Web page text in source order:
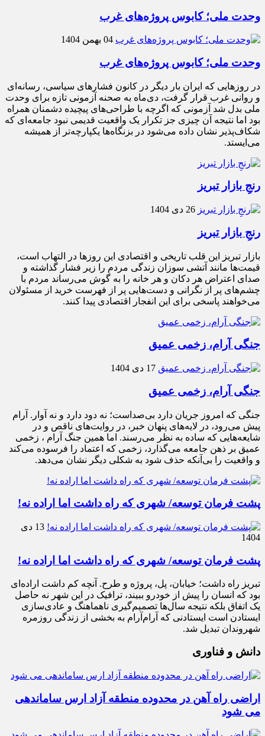
وحدت ملی؛ کابوس پروژه‌های غرب
04 بهمن 1404
وحدت ملی؛ کابوس پروژه‌های غرب
در روزهایی که ایران بار دیگر در کانون فشارهای سیاسی، رسانه‌ای
و روانی غرب قرار گرفت، دی‌ماه به صحنه آزمونی تازه برای وحدت
ملی بدل شد آزمونی که اگرچه با طراحی‌های پیچیده دشمنان همراه
بود اما نتیجه آن چیزی جز تکرار یک واقعیت قدیمی نبود جامعه‌ای که
شکاف‌پذیر نشان داده می‌شود در بزنگاه‌ها یکپارچه‌تر از همیشه
می‌ایستد.
رنجِ بازار تبریز
26 دی 1404
رنجِ بازار تبریز
بازار تبریز این قلب تاریخی و اقتصادی این روزها در التهاب است،
قیمت‌ها مانند آتشی سوزان زندگی مردم را زیر فشار گذاشته و
صدای اعتراض هر دکان و هر خانه را به گوش می‌رساند مردم با
چشم‌های پر از نگرانی و دست‌هایی پر از فهرست خرید از مسئولان
می‌خواهند پاسخی برای این انفجار اقتصادی پیدا کنند.
جنگی آرام، زخمی عمیق
17 دی 1404
جنگی آرام، زخمی عمیق
جنگی که امروز جریان دارد بی‌صداست؛ نه دود دارد و نه آوار. آرام
پیش می‌رود، در لایه‌های پنهان خبر، در روایت‌های ناقص و در
شایعه‌هایی که ساده به نظر می‌رسند. اما همین جنگ آرام ، زخمی
عمیق بر ذهن جامعه می‌گذارد، زخمی که اعتماد را فرسوده می‌کند
و واقعیت را بی‌آنکه حذف شود به شکلی دیگر نشان می‌دهد.
پشت فرمان توسعه/ شهری که راه داشت اما اراده نه!
13 دی
1404
پشت فرمان توسعه/ شهری که راه داشت اما اراده نه!
تبریز راه داشت؛ خیابان، پل، پروژه و طرح. آنچه کم داشت اراده‌ای
بود که انسان را پیش از خودرو ببیند، ترافیک در این شهر نه حاصل
یک اتفاق بلکه نتیجه سال‌ها تصمیم‌گیری ناهماهنگ و عادی‌سازی
ایستادن است ایستادنی که آرام‌آرام به بخشی از زندگی روزمره
شهروندان تبدیل شد.
دانش و فناوری
اراضی راه آهن در محدوده منطقه آزاد ارس ساماندهی
می شود